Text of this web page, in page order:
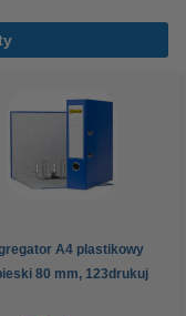
A4 plastikowy
80 mm, 123drukuj